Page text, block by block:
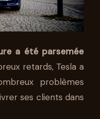
a été parsemée
retards, Tesla a
problèmes
ses clients dans